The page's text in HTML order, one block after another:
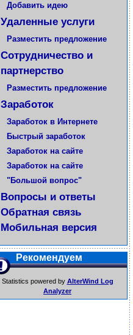
Добавить идею
Удаленные услуги
Разместить предложение
Сотрудничество и
партнерство
Разместить предложение
Заработок
Заработок в Интернете
Быстрый заработок
Заработок на сайте
Заработок на сайте
"Большой вопрос"
Вопросы и ответы
Обратная связь
Мобильная версия
Рекомендуем
Statistics powered by AlterWind Log
Analyzer